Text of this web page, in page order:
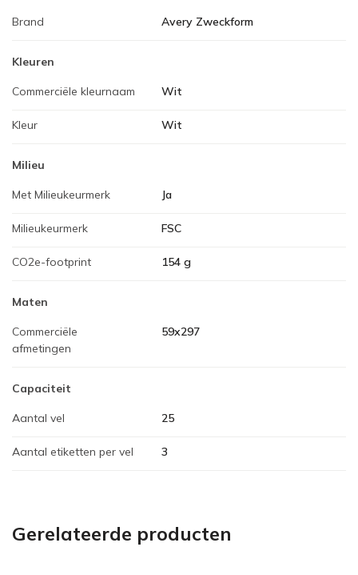
Brand Avery Zweckform
Kleuren
Commerciële kleurnaam Wit
Kleur Wit
Milieu
Met Milieukeurmerk Ja
Milieukeurmerk FSC
CO2e-footprint 154 g
Maten
Commerciële
afmetingen
59x297
Capaciteit
Aantal vel 25
Aantal etiketten per vel 3
Gerelateerde producten